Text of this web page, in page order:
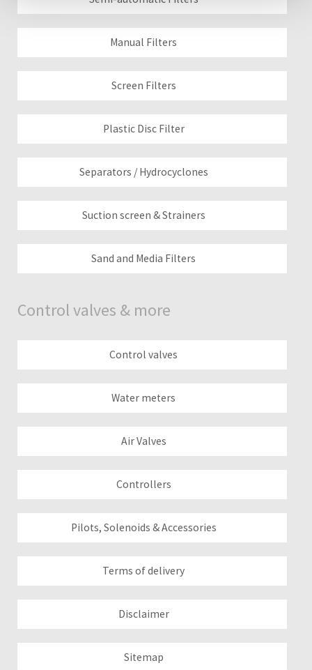
Manual Filters
Screen Filters
Plastic Disc Filter
Separators / Hydrocyclones
Suction screen & Strainers
Sand and Media Filters
Control valves & more
Control valves
Water meters
Air Valves
Controllers
Pilots, Solenoids & Accessories
Terms of delivery
Disclaimer
Sitemap